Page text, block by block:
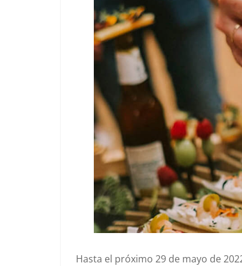
Hasta el próximo 29 de mayo de